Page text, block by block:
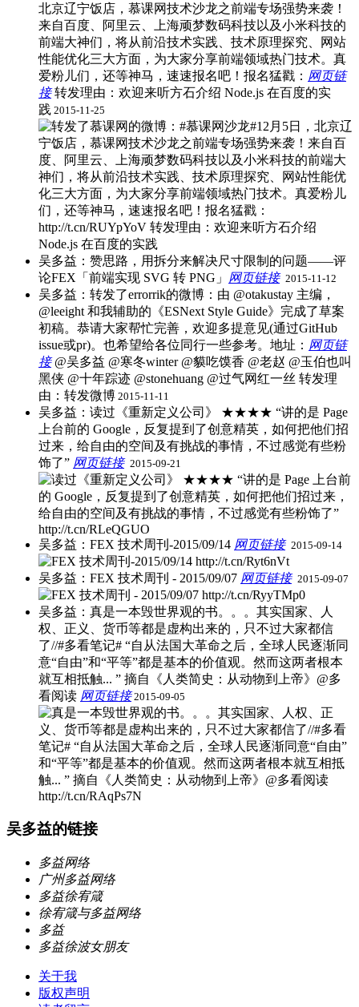
北京辽宁饭店，慕课网技术沙龙之前端专场强势来袭！
来自百度、阿里云、上海顽梦数码科技以及小米科技的
前端大神们，将从前沿技术实践、技术原理探究、网站
性能优化三大方面，为大家分享前端领域热门技术。真
爱粉儿们，还等神马，速速报名吧！报名猛戳： 网页链
接​转发理由：欢迎来听方石介绍 Node.js 在百度的实
践 2015-11-25
吴多益：赞思路，用拆分来解决尺寸限制的问题——评
论FEX「前端实现 SVG 转 PNG」 网页链接​ 2015-11-12
吴多益：转发了errorrik的微博：由 @otakustay 主编，
@leeight 和我辅助的《ESNext Style Guide》完成了草案
初稿。恭请大家帮忙完善，欢迎多提意见(通过GitHub
issue或pr)。也希望给各位同行一些参考。地址： 网页链
接@吴多益 @寒冬winter @貘吃馍香 @老赵 @玉伯也叫
黑侠 @十年踪迹 @stonehuang @过气网红一丝 ​转发理
由：转发微博 2015-11-11
吴多益：读过《重新定义公司》 ★★★★ “讲的是 Page
上台前的 Google，反复提到了创意精英，如何把他们招
过来，给自由的空间及有挑战的事情，不过感觉有些粉
饰了” 网页链接​ 2015-09-21
吴多益：FEX 技术周刊-2015/09/14 网页链接​ 2015-09-14
吴多益：FEX 技术周刊 - 2015/09/07 网页链接​ 2015-09-07
吴多益：真是一本毁世界观的书。。。其实国家、人
权、正义、货币等都是虚构出来的，只不过大家都信
了//#多看笔记# “自从法国大革命之后，全球人民逐渐同
意“自由”和“平等”都是基本的价值观。然而这两者根本
就互相抵触... ” 摘自《人类简史：从动物到上帝》@多
看阅读 网页链接2015-09-05
吴多益的链接
多益网络
广州多益网络
多益徐宥箴
徐宥箴与多益网络
多益
多益徐波女朋友
关于我
版权声明